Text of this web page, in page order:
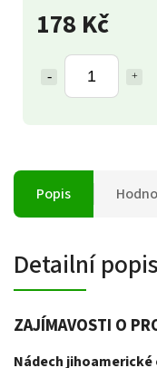
178 Kč
Popis
Detailní
ZAJÍMAVOSTI O
Nádech